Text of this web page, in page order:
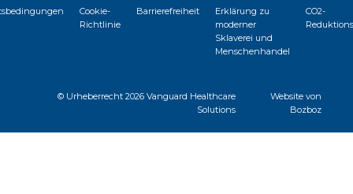
Cookie-
Richtlinie
Barrierefreiheit
Erklärung zu
moderner
Sklaverei und
Menschenhandel
CO2-
© Urheberrecht2026 Vanguard Healthcare
Solutions
Website von
Bozboz